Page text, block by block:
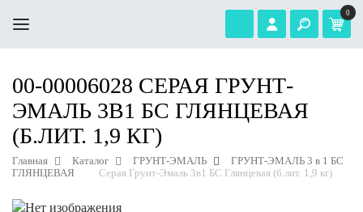
0
00-00006028 СЕРАЯ ГРУНТ-
ЭМАЛЬ 3В1 БС ГЛЯНЦЕВАЯ
(Б.ЛИТ. 1,9 КГ)
Главная Каталог ГРУНТ-ЭМАЛЬ
ГРУНТ-ЭМАЛЬ 3 в 1 БС
ГЛЯНЦЕВАЯ
Серая Грунт-Эмаль 3в1 БС Глянцевая (б.лит. 1,9 кг)